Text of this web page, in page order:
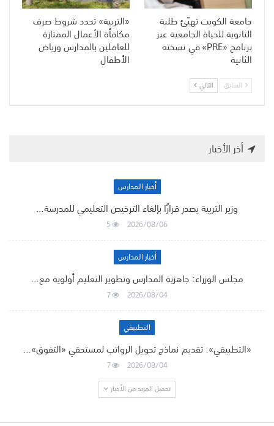
جامعة الكويت تهيّئ طلبة
الثانوية للحياة الجامعية عبر
برنامج «PRE» في نسخته
الثانية
«التربية» تحدد شروط صرف
مكافأة الأعمال الممتازة
للعاملين بالمدارس ورياض
الأطفال
السابق التالي
أخر الأخبار
أخبار المدارس
وزير التربية يصدر قرارًا بإلغاء الترخيص التعليمي للمدرسة…
2026/08/06
5
أخبار المدارس
مجلس الوزراء: جاهزية المدارس وتطوير التعليم أولوية مع…
2026/08/04
7
التطبيقي
«التطبيقي»: تقديم نماذج تحويل الرواتب لمستحقي «التفوق»…
2026/08/04
7
تحميل المزيد من الأخبار